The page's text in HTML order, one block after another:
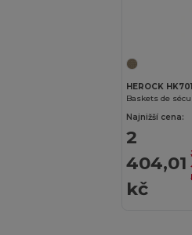
HEROCK HK701
Baskets de
Najnižší cena:
2
404,01
kč